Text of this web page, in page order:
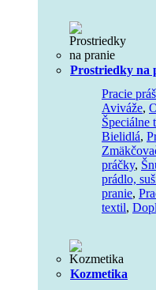
Prostriedky na
Pracie
Aviváže,
Špeciálne
Bielidlá,
práčky,
prádlo,
pranie,
textil,
Kozmetika